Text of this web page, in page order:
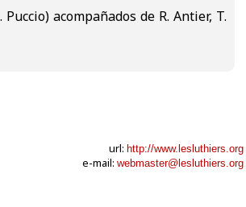
acompañados de R. Antier, T.
url: http://www.lesluthiers.org
e-mail: webmaster@lesluthiers.org